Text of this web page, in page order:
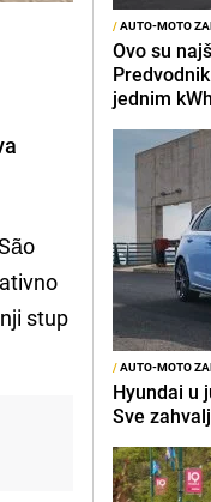
stup
/AUTO-MOTO
Ovo su
jednim kWh
/AUTO-MOTO
Hyundai u
Sve